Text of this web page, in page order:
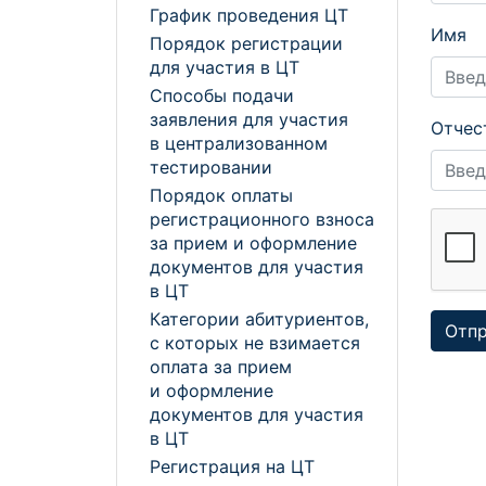
График проведения ЦТ
Порядок регистрации
для участия в ЦТ
Способы подачи
заявления для участия
в централизованном
тестировании
Порядок оплаты
регистрационного взноса
за прием и оформление
документов для участия
в ЦТ
Категории абитуриентов,
с которых не взимается
оплата за прием
и оформление
документов для участия
в ЦТ
Регистрация на ЦТ
Имя